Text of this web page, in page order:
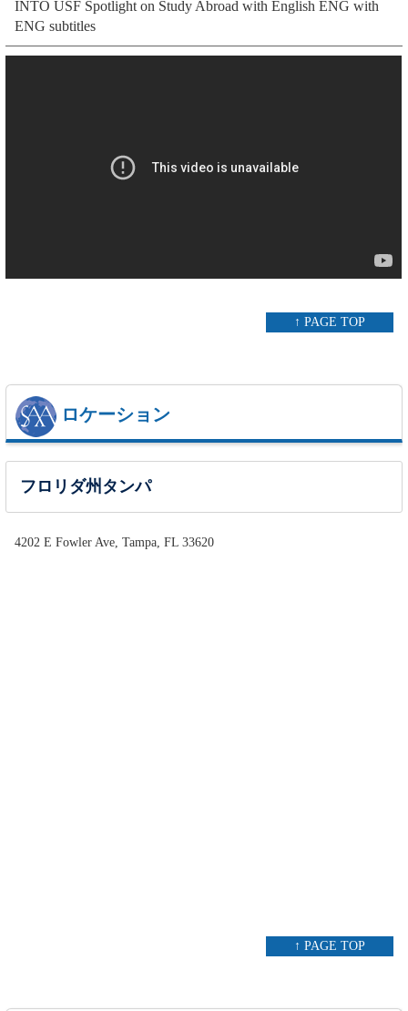
INTO USF Spotlight on Study Abroad with English ENG with
ENG subtitles
↑ PAGE TOP
ロケーション
フロリダ州タンパ
4202 E Fowler Ave, Tampa, FL 33620
↑ PAGE TOP